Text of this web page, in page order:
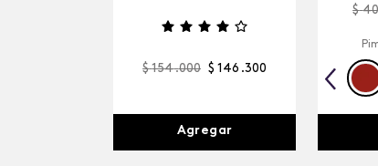
$ 154.000 $ 146 .300
Agregar
$